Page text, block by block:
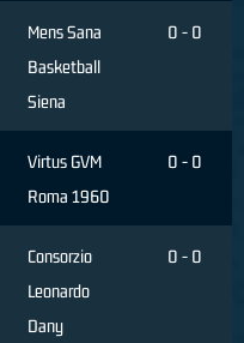
Mens Sana
Basketball
Siena
0 - 0
Virtus GVM
Roma 1960
0 - 0
Consorzio
Leonardo
Dany
0 - 0